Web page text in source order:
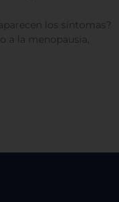
los síntomas?
a la menopausia,